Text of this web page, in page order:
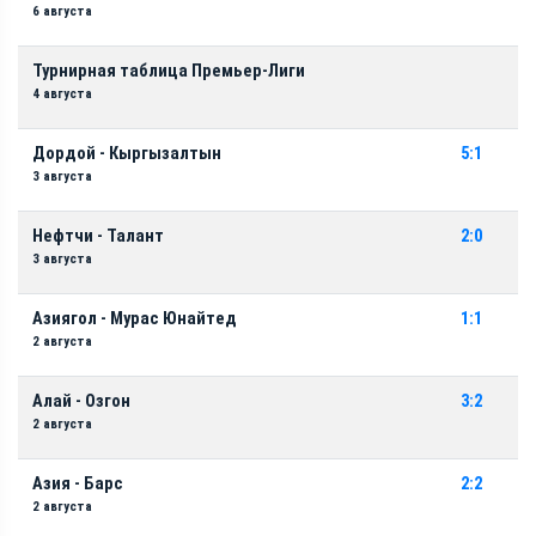
6 августа
Турнирная таблица Премьер-Лиги
4 августа
Дордой - Кыргызалтын
3 августа
5:1
Нефтчи - Талант
3 августа
2:0
Азиягол - Мурас Юнайтед
2 августа
1:1
Алай - Озгон
2 августа
3:2
Азия - Барс
2 августа
2:2